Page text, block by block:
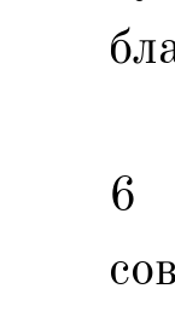
6